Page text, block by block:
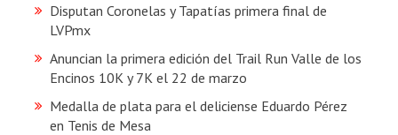
Disputan Coronelas y Tapatías primera final de
LVPmx
Anuncian la primera edición del Trail Run Valle de los
Encinos 10K y 7K el 22 de marzo
Medalla de plata para el deliciense Eduardo Pérez
en Tenis de Mesa